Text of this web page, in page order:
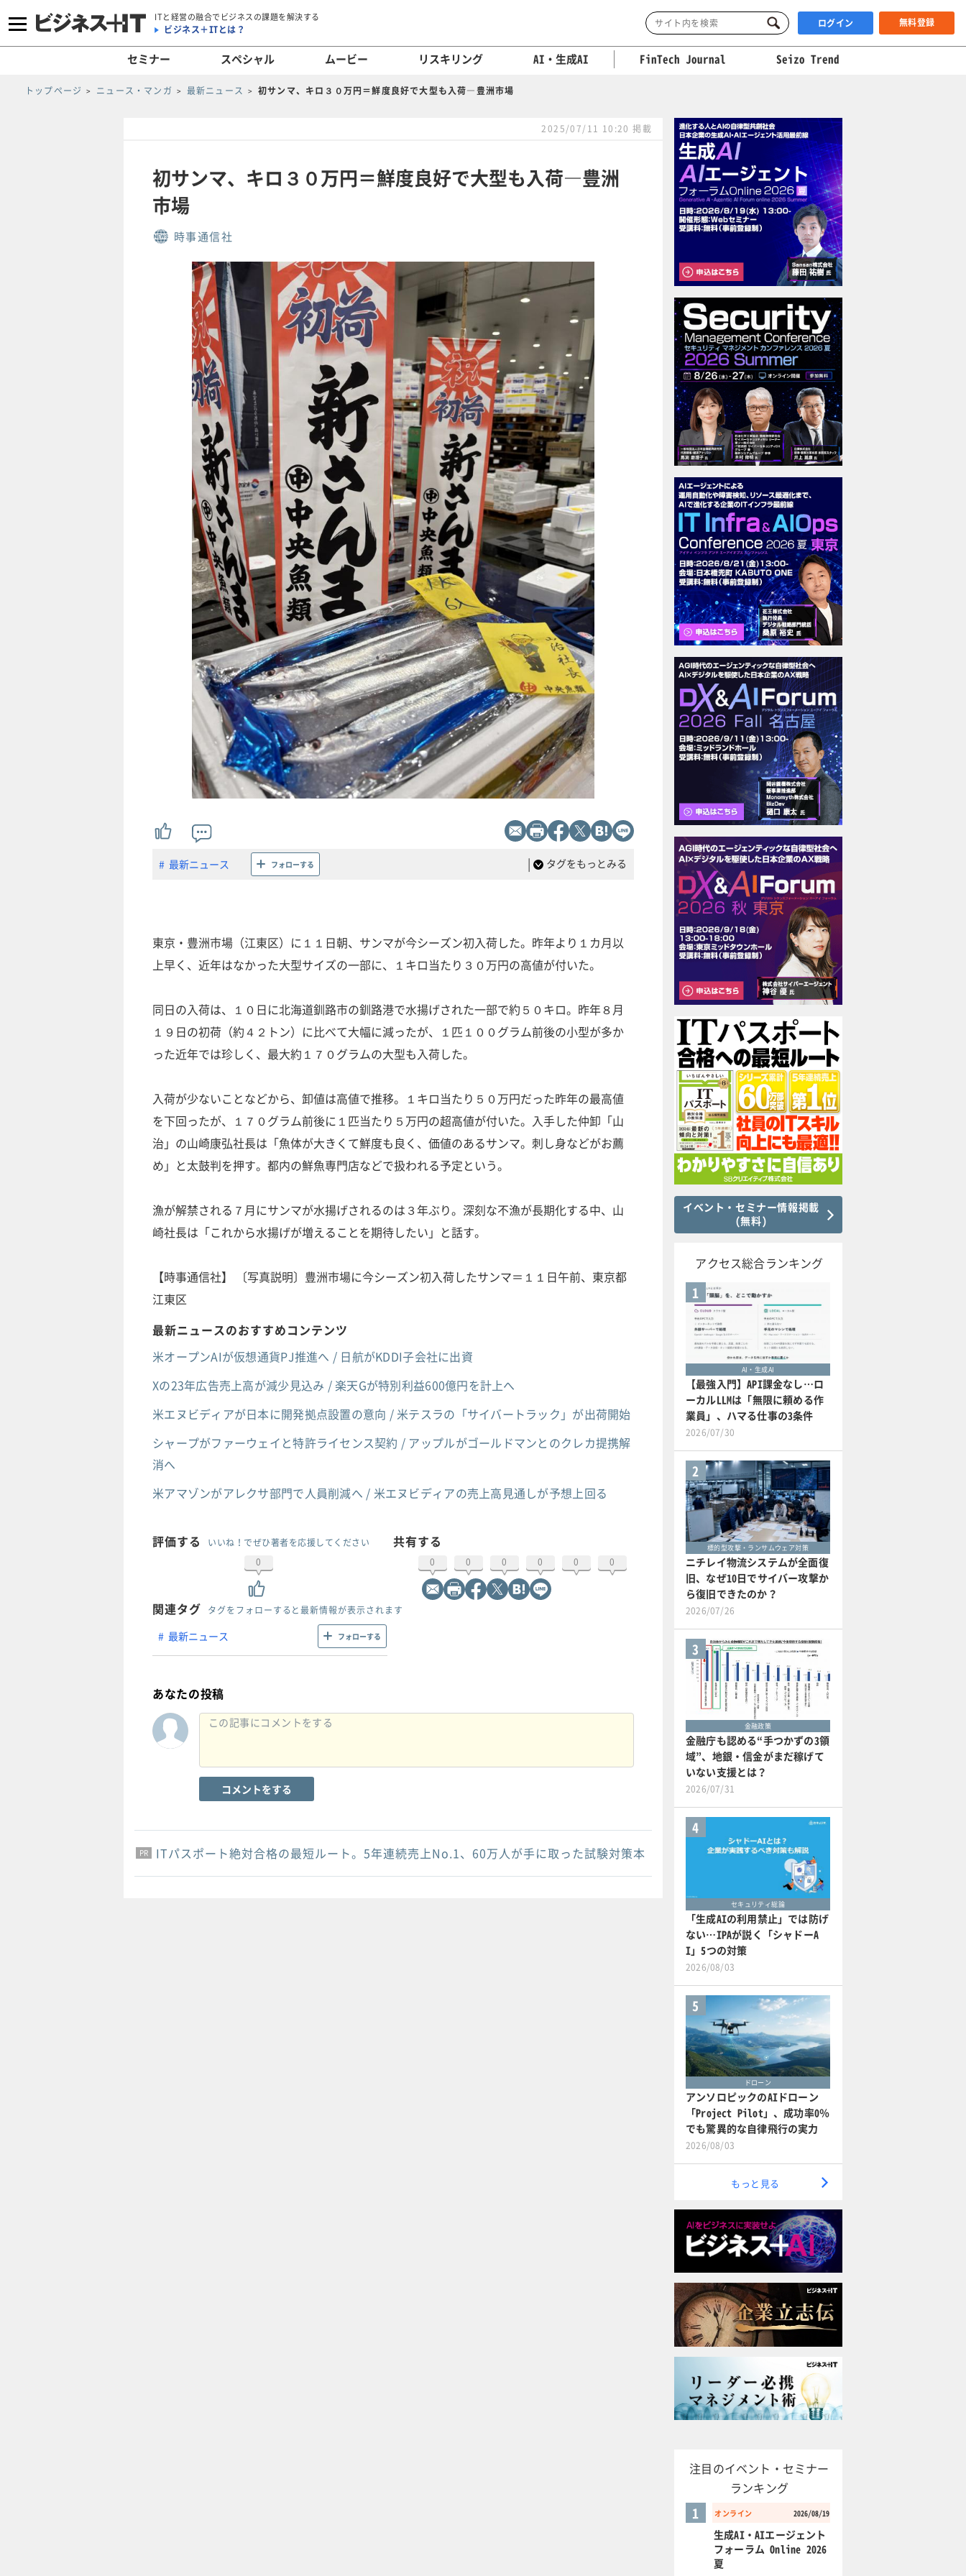
ITと経営の融合でビジネスの課題を解決する
ビジネス＋ITとは？ ログイン 無料登録
セミナー スペシャル ムービー リスキリング AI・生成AI FinTech Journal Seizo Trend
トップページ ニュース・マンガ 最新ニュース 初サンマ、キロ３０万円＝鮮度良好で大型も入荷―豊洲市場
2025/07/11 10:20 掲載
初サンマ、キロ３０万円＝鮮度良好で大型も入荷―豊洲
市場
時事通信社
最新ニュース フォローする | タグをもっとみる
東京・豊洲市場（江東区）に１１日朝、サンマが今シーズン初入荷した。昨年より１カ月以
上早く、近年はなかった大型サイズの一部に、１キロ当たり３０万円の高値が付いた。
同日の入荷は、１０日に北海道釧路市の釧路港で水揚げされた一部で約５０キロ。昨年８月
１９日の初荷（約４２トン）に比べて大幅に減ったが、１匹１００グラム前後の小型が多か
った近年では珍しく、最大約１７０グラムの大型も入荷した。
入荷が少ないことなどから、卸値は高値で推移。１キロ当たり５０万円だった昨年の最高値
を下回ったが、１７０グラム前後に１匹当たり５万円の超高値が付いた。入手した仲卸「山
治」の山崎康弘社長は「魚体が大きくて鮮度も良く、価値のあるサンマ。刺し身などがお薦
め」と太鼓判を押す。都内の鮮魚専門店などで扱われる予定という。
漁が解禁される７月にサンマが水揚げされるのは３年ぶり。深刻な不漁が長期化する中、山
崎社長は「これから水揚げが増えることを期待したい」と話す。
【時事通信社】 〔写真説明〕豊洲市場に今シーズン初入荷したサンマ＝１１日午前、東京都
江東区
最新ニュースのおすすめコンテンツ
米オープンAIが仮想通貨PJ推進へ / 日航がKDDI子会社に出資
Xの23年広告売上高が減少見込み / 楽天Gが特別利益600億円を計上へ
米エヌビディアが日本に開発拠点設置の意向 / 米テスラの「サイバートラック」が出荷開始
シャープがファーウェイと特許ライセンス契約 / アップルがゴールドマンとのクレカ提携解
消へ
米アマゾンがアレクサ部門で人員削減へ / 米エヌビディアの売上高見通しが予想上回る
評価する
いいね！でぜひ著者を応援してください
0
共有する
0 0 0 0 0 0
関連タグ タグをフォローすると最新情報が表示されます
最新ニュース フォローする
あなたの投稿
コメントをする
PR
PR
PR ITパスポート絶対合格の最短ルート。5年連続売上No.1、60万人が手に取った試験対策本
イベント・セミナー情報掲載
(無料)
アクセス総合ランキング
1
AI・生成AI
【最強入門】API課金なし…ロ
ーカルLLMは「無限に頼める作
業員」、ハマる仕事の3条件
2026/07/30
2
標的型攻撃・ランサムウェア対策
ニチレイ物流システムが全面復
旧、なぜ10日でサイバー攻撃か
ら復旧できたのか？
2026/07/26
3
金融政策
金融庁も認める“手つかずの3領
域”、地銀・信金がまだ稼げて
いない支援とは？
2026/07/31
4
セキュリティ総論
「生成AIの利用禁止」では防げ
ない…IPAが説く「シャドーA
I」5つの対策
2026/08/03
5
ドローン
アンソロピックのAIドローン
「Project Pilot」、成功率0％
でも驚異的な自律飛行の実力
2026/08/03
もっと見る
注目のイベント・セミナー
ランキング
オンライン 2026/08/19
1
生成AI・AIエージェント
フォーラム Online 2026
夏